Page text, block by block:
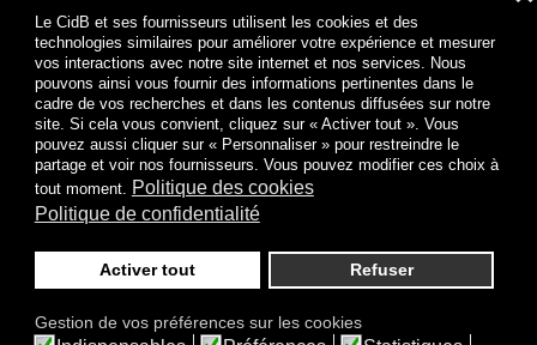
Le CidB et ses fournisseurs utilisent les cookies et des
technologies similaires pour améliorer votre expérience et mesurer
vos interactions avec notre site internet et nos services. Nous
pouvons ainsi vous fournir des informations pertinentes dans le
cadre de vos recherches et dans les contenus diffusées sur notre
site. Si cela vous convient, cliquez sur « Activer tout ». Vous
pouvez aussi cliquer sur « Personnaliser » pour restreindre le
partage et voir nos fournisseurs. Vous pouvez modifier ces choix à
tout moment. Politique des cookies
Politique de confidentialité
Activer tout Refuser
Gestion de vos préférences sur les cookies
J’ai lu et j’accepte lesTermes et conditionset la
Politique de confidentialité
Je m'abonne